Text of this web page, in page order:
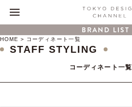
BRAND LIST
HOME コーディネート一覧
STAFF STYLING
コーディネート一覧